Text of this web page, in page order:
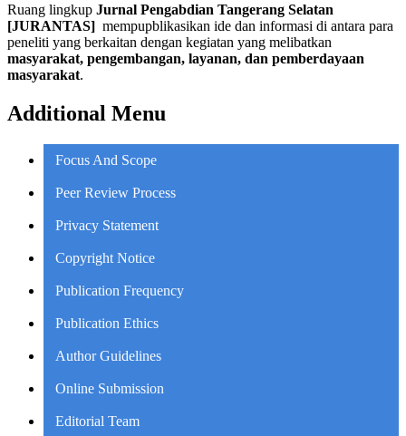
Ruang lingkup Jurnal Pengabdian Tangerang Selatan
[JURANTAS] mempupblikasikan ide dan informasi di antara para
peneliti yang berkaitan dengan kegiatan yang melibatkan
masyarakat, pengembangan, layanan, dan pemberdayaan
masyarakat.
Additional Menu
Focus And Scope
Peer Review Process
Privacy Statement
Copyright Notice
Publication Frequency
Publication Ethics
Author Guidelines
Online Submission
Editorial Team